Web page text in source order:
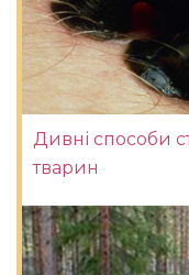
Дивні способи
тварин